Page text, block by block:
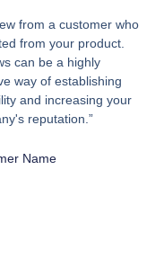
from a customer who
from your product.
can be a highly
way of establishing
and increasing your
reputation.”
Name